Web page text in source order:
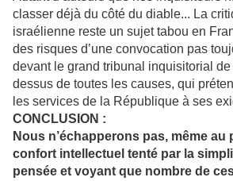
classer déjà du côté du diable... La
israélienne reste un sujet tabou en
des risques d’une convocation pas
devant le grand tribunal inquisitorial
dessus de toutes les causes, qui
les services de la République à ses
CONCLUSION :
Nous n’échapperons pas, même au
confort intellectuel tenté par la
pensée et voyant que nombre de